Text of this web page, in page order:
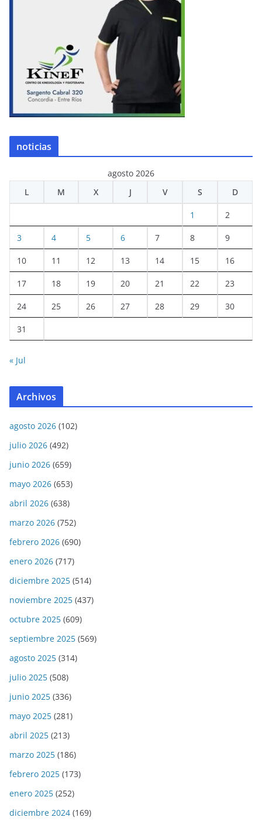
noticias
agosto 2026
L
M X J V S D
1 2
3 4 5 6 7 8 9
10 11 12 13 14 15 16
17 18 19 20 21 22 23
24 25 26 27 28 29 30
31
« Jul
Archivos
agosto 2026 (102)
julio 2026 (492)
junio 2026 (659)
mayo 2026 (653)
abril 2026 (638)
marzo 2026 (752)
febrero 2026 (690)
enero 2026 (717)
diciembre 2025 (514)
noviembre 2025 (437)
octubre 2025 (609)
septiembre 2025 (569)
agosto 2025 (314)
julio 2025 (508)
junio 2025 (336)
mayo 2025 (281)
abril 2025 (213)
marzo 2025 (186)
febrero 2025 (173)
enero 2025 (252)
diciembre 2024 (169)